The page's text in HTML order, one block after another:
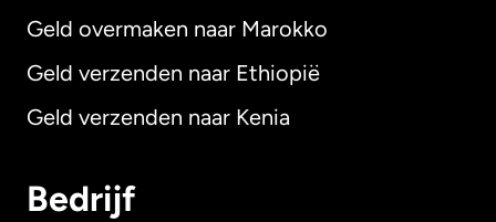
Geld overmaken naar Marokko
Geld verzenden naar Ethiopië
Geld verzenden naar Kenia
Bedrijf